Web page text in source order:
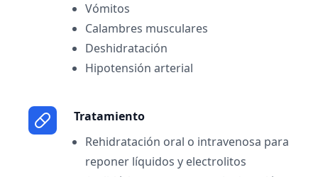
Vómitos
Calambres musculares
Deshidratación
Hipotensión arterial
Tratamiento
Rehidratación oral o intravenosa para
reponer líquidos y electrolitos